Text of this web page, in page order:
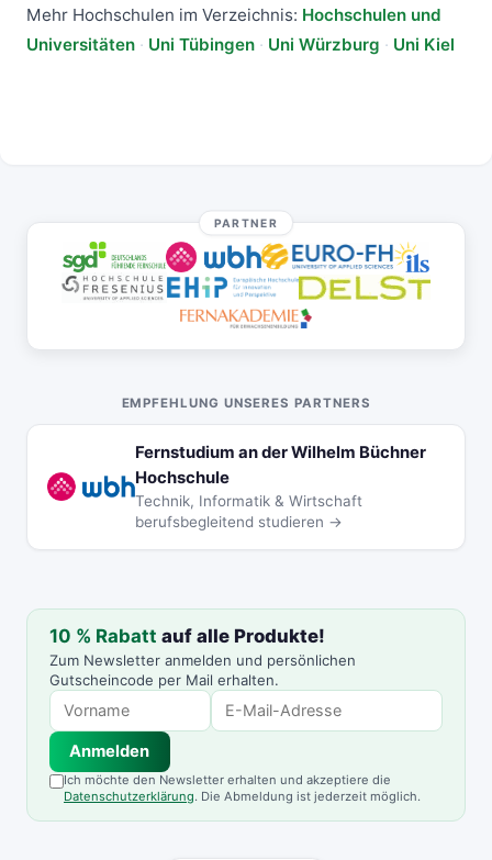
Mehr Hochschulen im Verzeichnis: Hochschulen und
Universitäten · Uni Tübingen · Uni Würzburg · Uni Kiel
PARTNER
EMPFEHLUNG UNSERES PARTNERS
Fernstudium an der Wilhelm Büchner
Hochschule
Technik, Informatik & Wirtschaft
berufsbegleitend studieren →
10 % Rabatt auf alle Produkte!
Zum Newsletter anmelden und persönlichen
Gutscheincode per Mail erhalten.
Anmelden
Ich möchte den Newsletter erhalten und akzeptiere die
Datenschutzerklärung. Die Abmeldung ist jederzeit möglich.